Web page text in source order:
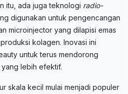
itu, ada juga teknologi radio-
digunakan untuk pengencangan
microinjector yang dilapisi emas
kolagen. Inovasi ini
untuk terus mendorong
lebih efektif.
skala kecil mulai menjadi populer